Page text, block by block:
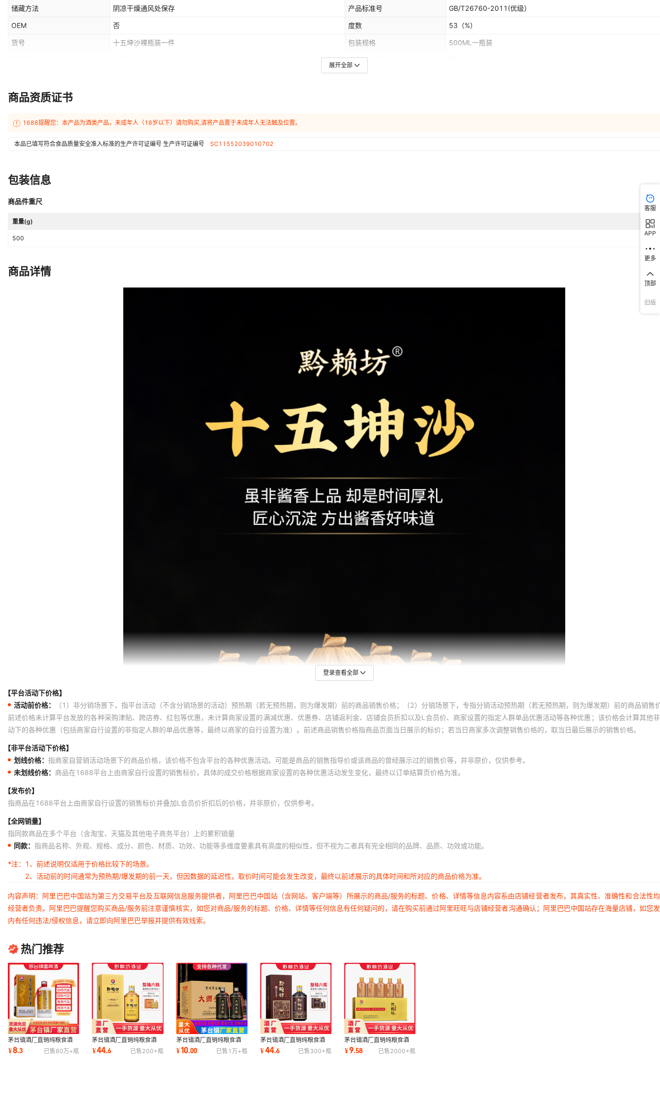
储藏方法 阴凉干燥通风处保存 产品标准号 GB/T26760-2011(优级）
OEM 否 度数 53 （%）
货号 十五坤沙裸瓶装一件 包装规格 500ML一瓶装
是否礼盒装
酒精含量
展开全部
商品资质证书
1688提醒您：本产品为酒类产品，未成年人（18岁以下）请勿购买,请将产品置于未成年人无法触及位置。
本品已填写符合食品质量安全准入标准的生产许可证编号 生产许可证编号 SC11552039010702
包装信息
商品件重尺
重量(g)
500
商品详情
登录查看全部
【平台活动下价格】
活动前价格：
（1）非分销场景下，指平台活动（不含分销场景的活动）预热期（若无预热期，则为爆发期）前的商品销售价格；（2）分销场景下，专指分销活动预热期（若无预热期，则为爆发期）前的商品销售
前述价格未计算平台发放的各种采购津贴、跨店券、红包等优惠，未计算商家设置的满减优惠、优惠券、店铺返利金、店铺会员折扣以及L会员价、商家设置的指定人群单品优惠活动等各种优惠；该价格会计算其他
动下的各种优惠（包括商家自行设置的非指定人群的单品优惠等，最终以商家的自行设置为准）。前述商品销售价格指商品页面当日展示的标价；若当日商家多次调整销售价格的，取当日最后展示的销售价格。
【非平台活动下价格】
划线价格： 指商家自营销活动场景下的商品价格，该价格不包含平台的各种优惠活动。可能是商品的销售指导价或该商品的曾经展示过的销售价等，并非原价，仅供参考。
未划线价格： 商品在1688平台上由商家自行设置的销售标价，具体的成交价格根据商家设置的各种优惠活动发生变化，最终以订单结算页价格为准。
【发布价】
指商品在1688平台上由商家自行设置的销售标价并叠加L会员价折扣后的价格，并非原价，仅供参考。
【全网销量】
指同款商品在多个平台（含淘宝、天猫及其他电子商务平台）上的累积销量
同款： 指商品名称、外观、规格、成分、颜色、材质、功效、功能等多维度要素具有高度的相似性，但不视为二者具有完全相同的品牌、品质、功效或功能。
*注：
1、前述说明仅适用于价格比较下的场景。
2、活动前的时间通常为预热期/爆发期的前一天，但因数据的延迟性，取价时间可能会发生改变，最终以前述展示的具体时间和所对应的商品价格为准。
内容声明：阿里巴巴中国站为第三方交易平台及互联网信息服务提供者，阿里巴巴中国站（含网站、客户端等）所展示的商品/服务的标题、价格、详情等信息内容系由店铺经营者发布，其真实性、准确性和合法性
经营者负责。阿里巴巴提醒您购买商品/服务前注意谨慎核实，如您对商品/服务的标题、价格、详情等任何信息有任何疑问的，请在购买前通过阿里旺旺与店铺经营者沟通确认；阿里巴巴中国站存在海量店铺，如您
内有任何违法/侵权信息，请立即向阿里巴巴举报并提供有效线索。
热门推荐
茅台镇酒厂直销纯粮食酒
53度酱香型酒白酒坤沙酒
整箱批发6瓶500ml
¥8.3 已售80万+瓶
茅台镇酒厂直销纯粮食酒
53度酱香型酒白酒坤沙酒
整箱批发6瓶500ml
¥44.6 已售200+瓶
茅台镇酒厂直销纯粮食酒
53度酱香型酒白酒坤沙酒
整箱批发6瓶500ml
¥10.00 已售 1万+瓶
茅台镇酒厂直销纯粮食酒
53度酱香型酒白酒坤沙酒
整箱批发6瓶500ml
¥44.6 已售300+瓶
茅台镇酒厂直销纯粮食酒
53度酱香型酒白酒坤沙酒
整箱批发6瓶100ml
¥9.58 已售2000+瓶
客服
APP
更多
顶部
旧版